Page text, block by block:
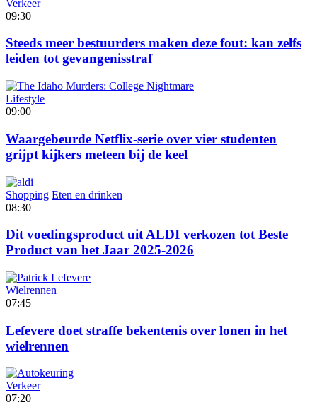
Verkeer
09:30
Steeds meer bestuurders maken deze fout: kan zelfs
leiden tot gevangenisstraf
Lifestyle
09:00
Waargebeurde Netflix-serie over vier studenten
grijpt kijkers meteen bij de keel
Shopping Eten en drinken
08:30
Dit voedingsproduct uit ALDI verkozen tot Beste
Product van het Jaar 2025-2026
Wielrennen
07:45
Lefevere doet straffe bekentenis over lonen in het
wielrennen
Verkeer
07:20